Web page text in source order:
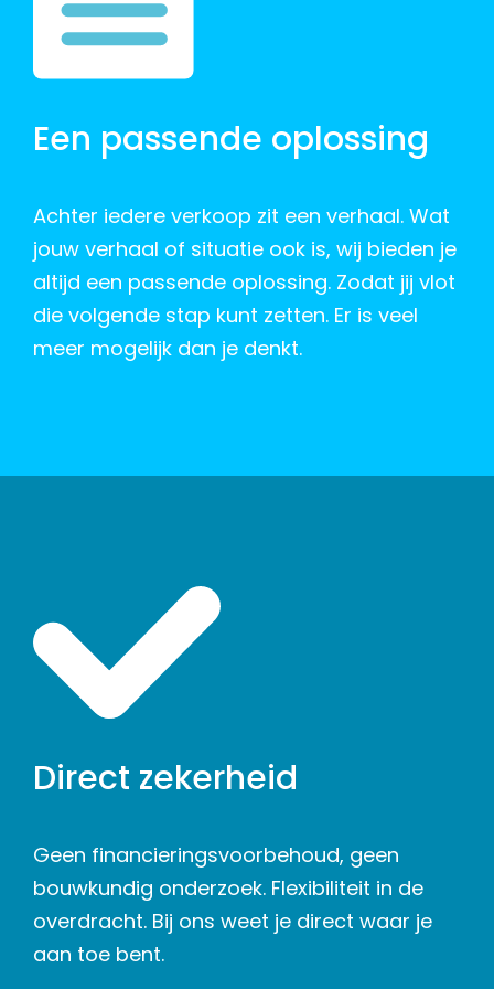
Een passende oplossing
Achter iedere verkoop zit een verhaal. Wat
jouw verhaal of situatie ook is, wij bieden je
altijd een passende oplossing. Zodat jij vlot
die volgende stap kunt zetten. Er is veel
meer mogelijk dan je denkt.
Direct zekerheid
Geen financieringsvoorbehoud, geen
bouwkundig onderzoek. Flexibiliteit in de
overdracht. Bij ons weet je direct waar je
aan toe bent.